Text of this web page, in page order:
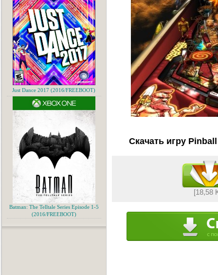
Скачать игру
[18,58
Just Dance 2017 (2016/FREEBOOT)
Batman: The Telltale Series Episode 1-5
(2016/FREEBOOT)